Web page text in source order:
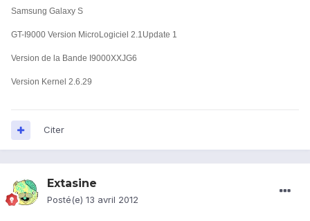
Samsung Galaxy S
GT-I9000 Version MicroLogiciel 2.1Update 1
Version de la Bande I9000XXJG6
Version Kernel 2.6.29
Citer
Extasine
Posté(e) 13 avril 2012